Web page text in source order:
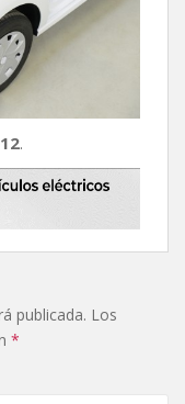
.
publicada. Los
*